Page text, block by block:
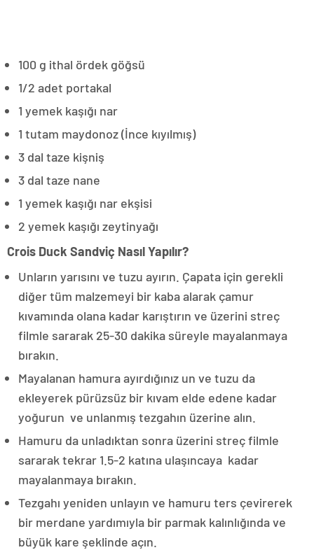
100 g ithal ördek göğsü
1/2 adet portakal
1 yemek kaşığı nar
1 tutam maydonoz (İnce kıyılmış)
3 dal taze kişniş
3 dal taze nane
1 yemek kaşığı nar ekşisi
2 yemek kaşığı zeytinyağı
Crois Duck Sandviç Nasıl Yapılır?
Unların yarısını ve tuzu ayırın. Çapata için gerekli
diğer tüm malzemeyi bir kaba alarak çamur
kıvamında olana kadar karıştırın ve üzerini streç
filmle sararak 25-30 dakika süreyle mayalanmaya
bırakın.
Mayalanan hamura ayırdığınız un ve tuzu da
ekleyerek pürüzsüz bir kıvam elde edene kadar
yoğurun ve unlanmış tezgahın üzerine alın.
Hamuru da unladıktan sonra üzerini streç filmle
sararak tekrar 1.5-2 katına ulaşıncaya kadar
mayalanmaya bırakın.
Tezgahı yeniden unlayın ve hamuru ters çevirerek
bir merdane yardımıyla bir parmak kalınlığında ve
büyük kare şeklinde açın.